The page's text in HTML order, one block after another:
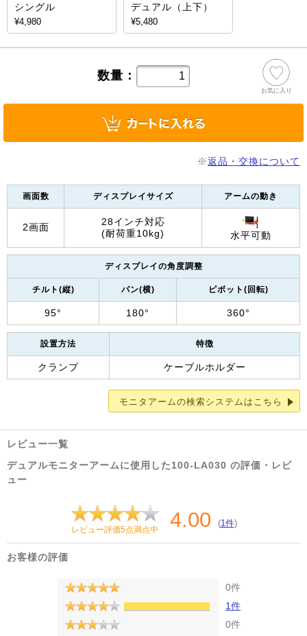
シングル
¥4,980
デュアル（上下）
¥5,480
数量：
お気に入り
※返品・交換について
画面数 ディスプレイサイズ アームの動き
2画面
28インチ対応
(耐荷重10kg)
水平可動
ディスプレイの角度調整
チルト(縦) パン(横) ピボット(回転)
95° 180° 360°
設置方法 特徴
クランプ ケーブルホルダー
モニタアームの検索システムはこちら
レビュー一覧
デュアルモニターアームに使用した100-LA030 の評価・レビ
ュー
レビュー評価5点満点中 4.00 (1件)
お客様の評価
0件
1件
0件